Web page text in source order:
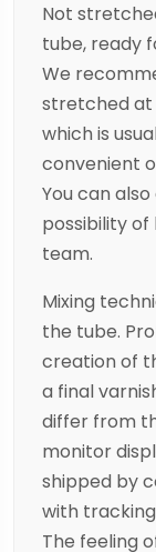
Not
tube, ready
We
stretched at
which is
convenient
You can
possibility
team.
Mixing
the tube.
creation of
a final
differ from
monitor
shipped by
with
The feeling